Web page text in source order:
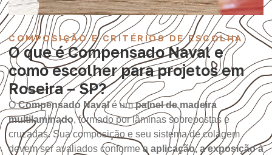
COMPOSIÇÃO E CRITÉRIOS DE ESCOLHA
O que é Compensado Naval e
como escolher para projetos em
Roseira – SP?
OCompensado Navalé umpainel de madeira
multilaminado, formado por lâminas sobrepostas e
cruzadas. Sua composição e seu sistema de colagem
devem ser avaliados conforme a aplicação, a exposição à